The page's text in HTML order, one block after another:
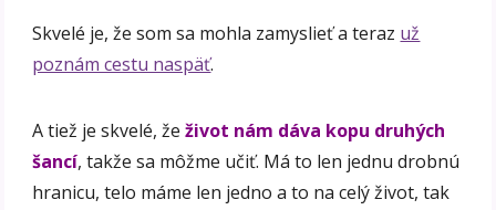
Skvelé je, že som sa mohla zamyslieť a teraz už
poznám cestu naspäť.
A tiež je skvelé, žeživot nám dáva kopu druhých
šancí, takže sa môžme učiť. Má to len jednu drobnú
hranicu, telo máme len jedno a to na celý život, tak